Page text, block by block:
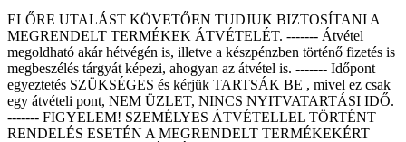
ELŐRE UTALÁST KÖVETŐEN TUDJUK BIZTOSÍTANI A
MEGRENDELT TERMÉKEK ÁTVÉTELÉT. ------- Átvétel
megoldható akár hétvégén is, illetve a készpénzben történő fizetés is
megbeszélés tárgyát képezi, ahogyan az átvétel is. ------- Időpont
egyeztetés SZÜKSÉGES és kérjük TARTSÁK BE , mivel ez csak
egy átvételi pont, NEM ÜZLET, NINCS NYITVATARTÁSI IDŐ.
------- FIGYELEM! SZEMÉLYES ÁTVÉTELLEL TÖRTÉNT
RENDELÉS ESETÉN A MEGRENDELT TERMÉKEKÉRT